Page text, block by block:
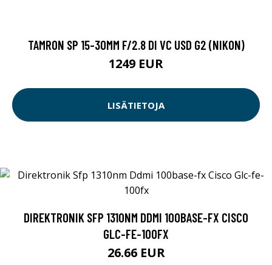
TAMRON SP 15-30MM F/2.8 DI VC USD G2 (NIKON)
1249 EUR
LISÄTIETOJA
DIREKTRONIK SFP 1310NM DDMI 100BASE-FX CISCO
GLC-FE-100FX
26.66 EUR